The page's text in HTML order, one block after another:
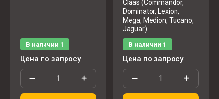
В наличии 1
Цена по запросу
Claas (Commandor,
Dominator, Lexion,
Mega, Medion, Tucano,
Jaguar)
В наличии 1
Цена по запросу